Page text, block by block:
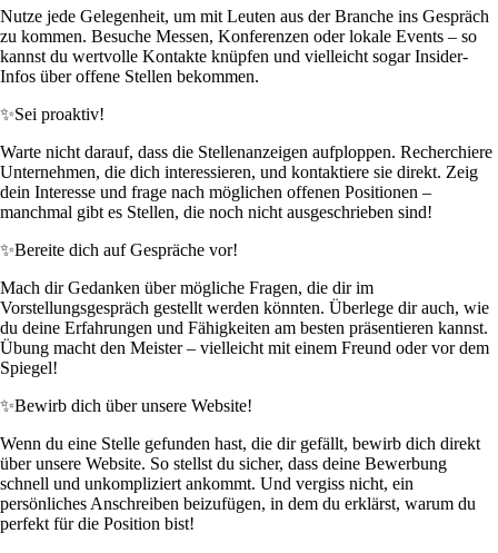
Nutze jede Gelegenheit, um mit Leuten aus der Branche ins Gespräch
zu kommen. Besuche Messen, Konferenzen oder lokale Events – so
kannst du wertvolle Kontakte knüpfen und vielleicht sogar Insider-
Infos über offene Stellen bekommen.
✨Sei proaktiv!
Warte nicht darauf, dass die Stellenanzeigen aufploppen. Recherchiere
Unternehmen, die dich interessieren, und kontaktiere sie direkt. Zeig
dein Interesse und frage nach möglichen offenen Positionen –
manchmal gibt es Stellen, die noch nicht ausgeschrieben sind!
✨Bereite dich auf Gespräche vor!
Mach dir Gedanken über mögliche Fragen, die dir im
Vorstellungsgespräch gestellt werden könnten. Überlege dir auch, wie
du deine Erfahrungen und Fähigkeiten am besten präsentieren kannst.
Übung macht den Meister – vielleicht mit einem Freund oder vor dem
Spiegel!
✨Bewirb dich über unsere Website!
Wenn du eine Stelle gefunden hast, die dir gefällt, bewirb dich direkt
über unsere Website. So stellst du sicher, dass deine Bewerbung
schnell und unkompliziert ankommt. Und vergiss nicht, ein
persönliches Anschreiben beizufügen, in dem du erklärst, warum du
perfekt für die Position bist!